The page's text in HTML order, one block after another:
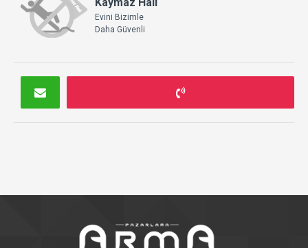
Evini Bizimle
Daha Güvenli